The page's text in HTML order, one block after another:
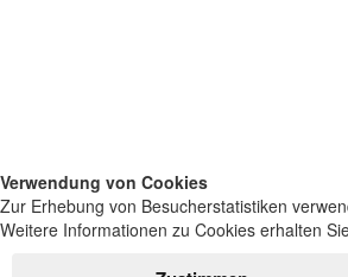
Verwendung von Cookies
Zur Erhebung von Besucherstatistiken
Weitere Informationen zu Cookies erhalten